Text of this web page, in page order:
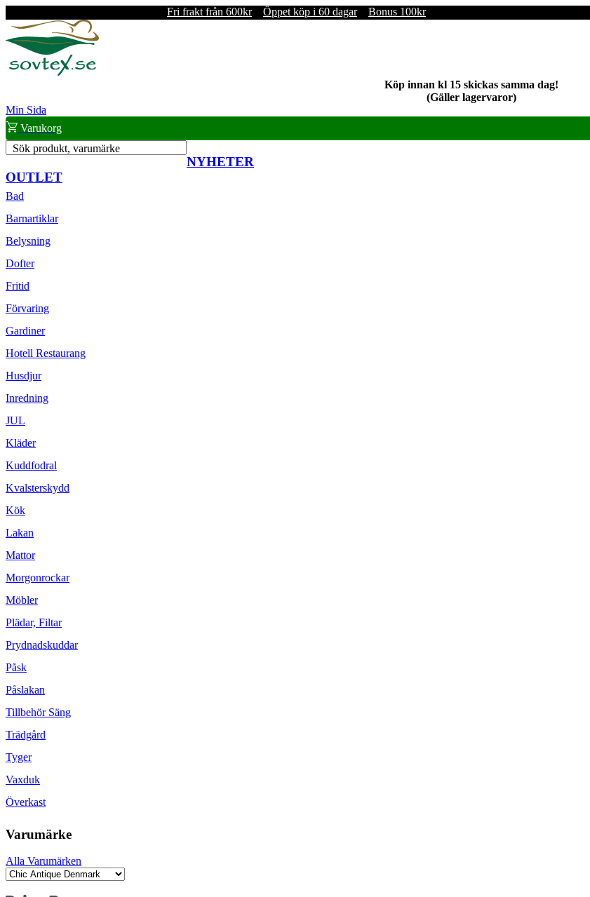
Fri frakt från 600kr Öppet köp i 60 dagar Bonus 100kr
Köp innan kl 15 skickas samma dag!
(Gäller lagervaror)
Min Sida
Varukorg
Sök produkt, varumärke
NYHETER
OUTLET
Bad
Barnartiklar
Belysning
Dofter
Fritid
Förvaring
Gardiner
Hotell Restaurang
Husdjur
Inredning
JUL
Kläder
Kuddfodral
Kvalsterskydd
Kök
Lakan
Mattor
Morgonrockar
Möbler
Plädar, Filtar
Prydnadskuddar
Påsk
Påslakan
Tillbehör Säng
Trädgård
Tyger
Vaxduk
Överkast
Varumärke
Alla Varumärken